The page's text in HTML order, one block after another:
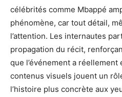
célébrités comme Mbappé
phénomène, car tout détail,
l’attention. Les internautes
propagation du récit,
que l’événement a réellement
contenus visuels jouent un
l’histoire plus concrète aux